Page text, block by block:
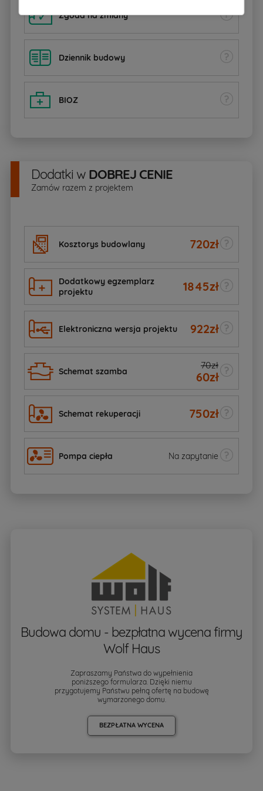
Zgoda na zmiany
Dziennik budowy
BIOZ
Dodatki w DOBREJ CENIE
Zamów razem z projektem
Kosztorys budowlany 720zł
Dodatkowy egzemplarz
projektu
1845zł
Elektroniczna wersja projektu 922zł
Schemat szamba
70zł
60zł
Schemat rekuperacji 750zł
Pompa ciepła Na zapytanie
Budowa domu - bezpłatna wycena firmy
Wolf Haus
Zapraszamy Państwa do wypełnienia
poniższego formularza. Dzięki niemu
przygotujemy Państwu pełną ofertę na budowę
wymarzonego domu.
BEZPŁATNA WYCENA